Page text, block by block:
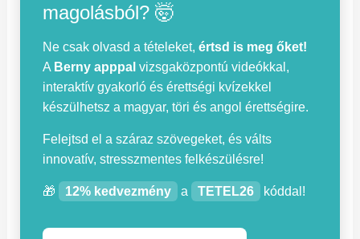
magolásból? 🤯
Ne csak olvasd a tételeket,értsd is meg őket!
A Berny apppal vizsgaközpontú videókkal,
interaktív gyakorló és érettségi kvízekkel
készülhetsz a magyar, töri és angol érettségire.
Felejtsd el a száraz szövegeket, és válts
innovatív, stresszmentes felkészülésre!
🎁 12% kedvezmény a TETEL26 kóddal!